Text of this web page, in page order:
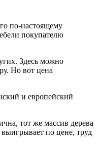
по-настоящему
покупателю
Здесь можно
Но вот цена
и европейский
тот же массив дерева
по цене, труд